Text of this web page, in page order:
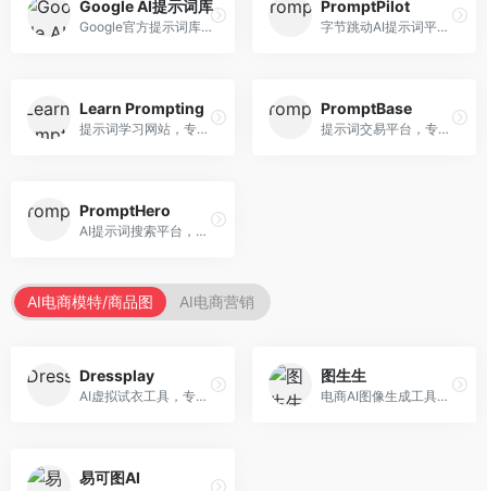
Google AI提示词库
Google官方提示词库，专注于Gemini模型优化。面向开发者，提供官方提示词指南、最佳实践、示例代码等资源，权威性强。
PromptPilot
字节跳动AI提示词平台，专注于提示词优化与管理。面向AI用户，提供提示词优化、效果测试、团队协作等服务，企业级功能完善。
Learn Prompting
提示词学习网站，专注于提示词工程教育。面向AI学习者，提供提示词教程、最佳实践、案例研究等资源，教学内容系统。
PromptBase
提示词交易平台，专注于高质量提示词买卖。面向AI创作者，提供提示词交易、模板购买、创作者收益等服务，提示词质量高。
PromptHero
AI提示词搜索平台，整合多种AI工具提示词资源。面向AI创作者，提供提示词搜索、模板库、社区分享等服务，提示词资源丰富。
AI电商模特/商品图 AI电商营销
Dressplay
AI虚拟试衣工具，专注于服装电商体验。面向服装电商，提供虚拟试穿、尺码推荐、穿搭建议等服务，试衣体验真实。
图生生
电商AI图像生成工具，专注于商品图创作。面向电商卖家，提供商品图生成、背景替换、批量处理等服务，商品图质量高。
易可图AI